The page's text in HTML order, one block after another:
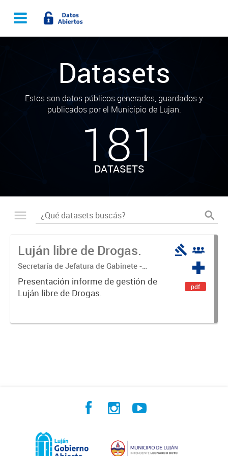
Datasets
Estos son datos públicos generados, guardados y
publicados por el Municipio de Lujan.
181
DATASETS
Luján libre de Drogas.
Secretaría de Jefatura de Gabinete -
Coordinación Luján Libre de Drogas
Presentación informe de gestión de
Luján libre de Drogas.
pdf